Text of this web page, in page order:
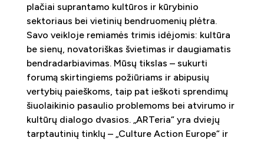
plačiai suprantamo kultūros ir kūrybinio
sektoriaus bei vietinių bendruomenių plėtra.
Savo veikloje remiamės trimis idėjomis: kultūra
be sienų, novatoriškas švietimas ir daugiamatis
bendradarbiavimas. Mūsų tikslas – sukurti
forumą skirtingiems požiūriams ir abipusių
vertybių paieškoms, taip pat ieškoti sprendimų
šiuolaikinio pasaulio problemoms bei atvirumo ir
kultūrų dialogo dvasios. „ARTeria“ yra dviejų
tarptautinių tinklų – „Culture Action Europe“ ir